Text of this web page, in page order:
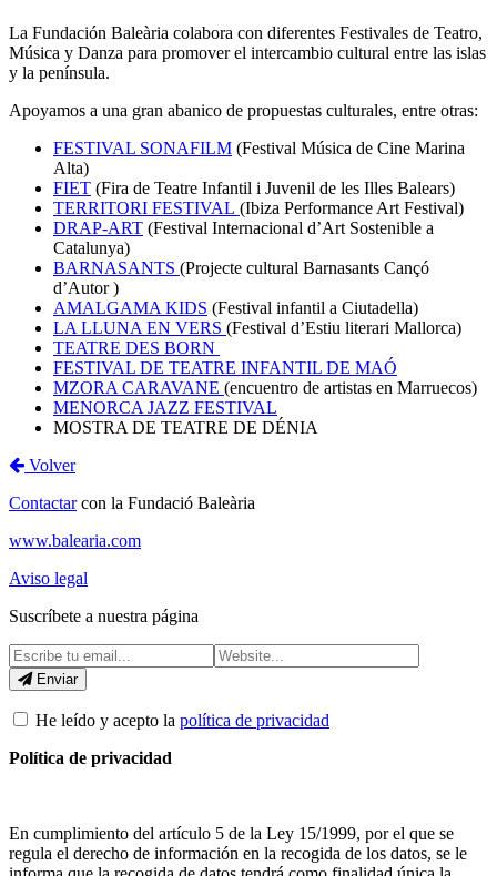
La Fundación Baleària colabora con diferentes Festivales de Teatro,
Música y Danza para promover el intercambio cultural entre las islas
y la península.
Apoyamos a una gran abanico de propuestas culturales, entre otras:
FESTIVAL SONAFILM (Festival Música de Cine Marina
Alta)
FIET (Fira de Teatre Infantil i Juvenil de les Illes Balears)
TERRITORI FESTIVAL (Ibiza Performance Art Festival)
DRAP-ART (Festival Internacional d’Art Sostenible a
Catalunya)
BARNASANTS (Projecte cultural Barnasants Cançó
d’Autor )
AMALGAMA KIDS (Festival infantil a Ciutadella)
LA LLUNA EN VERS (Festival d’Estiu literari Mallorca)
TEATRE DES BORN
FESTIVAL DE TEATRE INFANTIL DE MAÓ
MZORA CARAVANE (encuentro de artistas en Marruecos)
MENORCA JAZZ FESTIVAL
MOSTRA DE TEATRE DE DÉNIA
Volver
Contactarcon la Fundació Baleària
www.balearia.com
Aviso legal
Suscríbete a nuestra página
Enviar
He leído y acepto la política de privacidad
Política de privacidad
En cumplimiento del artículo 5 de la Ley 15/1999, por el que se
regula el derecho de información en la recogida de los datos, se le